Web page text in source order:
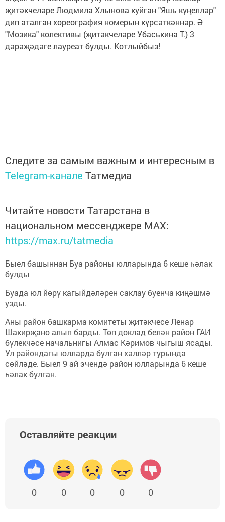
җитәкчеләре Людмила Хлынова куйган "Яшь күңелләр"
дип аталган хореография номерын күрсәткәннәр. Ә
"Мозика" колективы (җитәкчеләре Убаськина Т.) 3
дәрәҗәдәге лауреат булды. Котлыйбыз!
Следите за самым важным и интересным в
Telegram-канале Татмедиа
Читайте новости Татарстана в
национальном мессенджере MАХ:
https://max.ru/tatmedia
Быел башыннан Буа районы юлларында 6 кеше һәлак
булды
Буада юл йөрү кагыйдәләрен саклау буенча киңәшмә
узды.
Аны район башкарма комитеты җитәкчесе Ленар
Шакирҗано алып барды. Төп доклад белән район ГАИ
бүлекчәсе начальнигы Алмас Кәримов чыгыш ясады.
Ул райондагы юлларда булган хәлләр турында
сөйләде. Быел 9 ай эчендә район юлларында 6 кеше
һәлак булган.
Оставляйте реакции
0 0 0 0 0